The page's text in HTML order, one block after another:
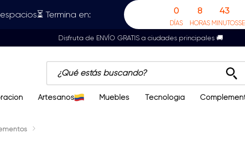
Termina en: 0
DÍAS
8
HORAS
43
MINUTOS
Disfruta de ENVÍO GRATIS a ciudades principales 🚚
¿Qué estás buscando?
Artesanos Muebles Tecnología